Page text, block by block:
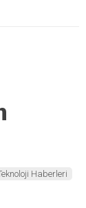
Haberleri